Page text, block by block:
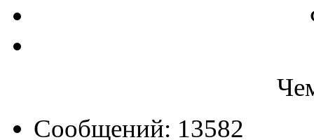
Сообщений: 13582